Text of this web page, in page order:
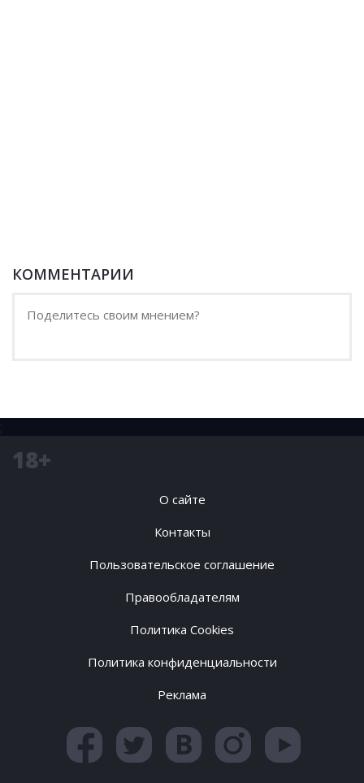
КОММЕНТАРИИ
;
18+
О сайте
Контакты
Пользовательское соглашение
Правообладателям
Политика Cookies
Политика конфиденциальности
Реклама